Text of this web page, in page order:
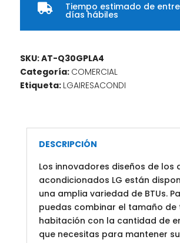
COLOR
Blanco
cantidad
 Tiempo estimado de
días hábiles
SKU:AT-Q30GPLA4
Categoría: COMERCIAL
Etiqueta: LGAIRESACONDI
DESCRIPCIÓN
Los innovadores diseños de los
acondicionados LG están
una amplia variedad de BTUs.
puedas combinar el tamaño de
habitación con la cantidad de
que necesitas para mantener su